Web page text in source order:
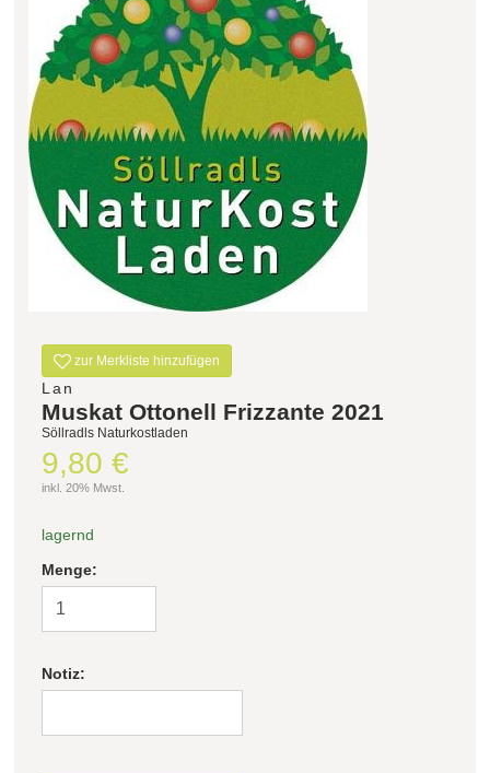
Fleischerei Hüthmayr Detail
Hofladen Hoffelner Detail
Kuglbauer - Familie Bischof
La Toscana Anita Wolf e.U. Detail
Söllradls Naturkostladen Detail
Stiftsgärtnerei Detail
Weinkellerei Stift
Kremsmünster
Detail
KATEGORIE
Filter zurücksetzen
zur Merkliste hinzufügen
Lan
Muskat Ottonell Frizzante 2021
Söllradls Naturkostladen
9,80 €
inkl. 20% Mwst.
lagernd
Menge:
Notiz: